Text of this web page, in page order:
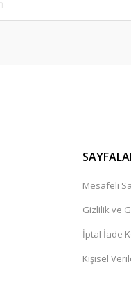
Mesafeli
Gizlilik ve
İptal İade
Kişisel